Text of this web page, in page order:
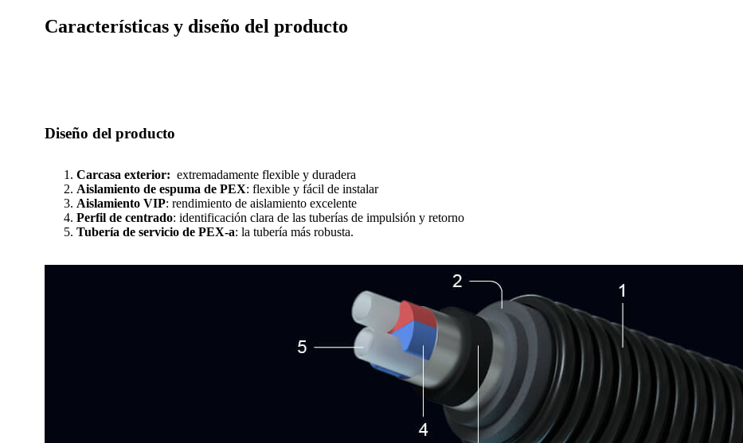
Características y diseño del producto
Diseño del producto
Carcasa exterior: extremadamente flexible y duradera
Aislamiento de espuma de PEX: flexible y fácil de instalar
Aislamiento VIP: rendimiento de aislamiento excelente
Perfil de centrado: identificación clara de las tuberías de impulsión y retorno
Tubería de servicio de PEX-a: la tubería más robusta.